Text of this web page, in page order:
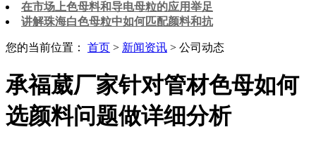
在市场上色母料和导电母粒的应用举足
讲解珠海白色母粒中如何匹配颜料和抗
您的当前位置： 首页 > 新闻资讯 > 公司动态
承福葳厂家针对管材色母如何
选颜料问题做详细分析